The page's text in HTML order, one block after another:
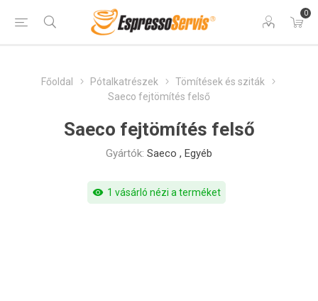
0
Főoldal Pótalkatrészek
Tömítések és sziták
Saeco fejtömítés felső
Saeco fejtömítés felső
Gyártók: Saeco , Egyéb
visibility 1 vásárló nézi a terméket